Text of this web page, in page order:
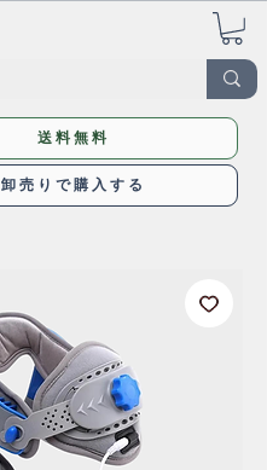
送料無料
卸売りで購入する